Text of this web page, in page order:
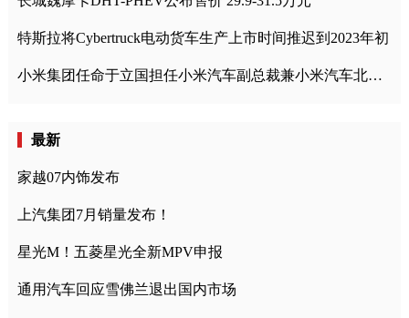
特斯拉将Cybertruck电动货车生产上市时间推迟到2023年初
小米集团任命于立国担任小米汽车副总裁兼小米汽车北京总部政委
最新
家越07内饰发布
上汽集团7月销量发布！
星光M！五菱星光全新MPV申报
通用汽车回应雪佛兰退出国内市场